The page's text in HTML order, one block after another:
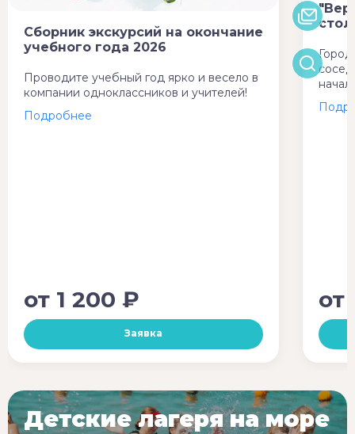
Сборник экскурсий на окончание
учебного года 2026
Проводите учебный год ярко и весело в
компании одноклассников и учителей!
от 1 200 ₽
Заявка
от
Детские лагеря на море